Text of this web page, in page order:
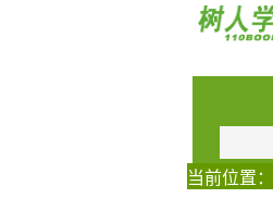
当前位置：